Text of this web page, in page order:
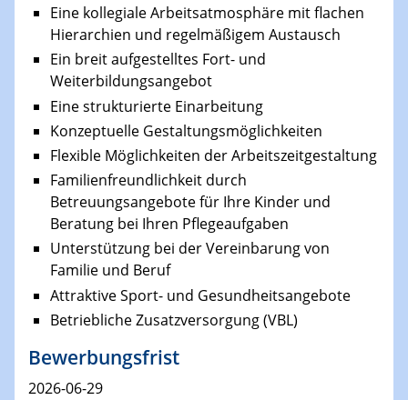
Eine kollegiale Arbeitsatmosphäre mit flachen
Hierarchien und regelmäßigem Austausch
Ein breit aufgestelltes Fort- und
Weiterbildungsangebot
Eine strukturierte Einarbeitung
Konzeptuelle Gestaltungsmöglichkeiten
Flexible Möglichkeiten der Arbeitszeitgestaltung
Familienfreundlichkeit durch
Betreuungsangebote für Ihre Kinder und
Beratung bei Ihren Pflegeaufgaben
Unterstützung bei der Vereinbarung von
Familie und Beruf
Attraktive Sport- und Gesundheitsangebote
Betriebliche Zusatzversorgung (VBL)
Bewerbungsfrist
2026-06-29